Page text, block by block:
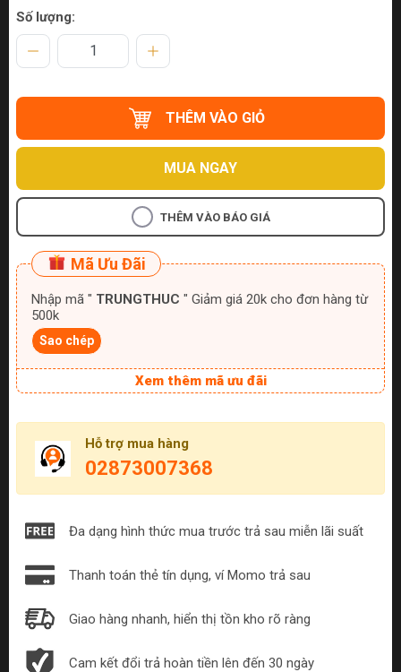
Số lượng:
THÊM VÀO GIỎ
MUA NGAY
THÊM VÀO BÁO GIÁ
Mã Ưu Đãi
Nhập mã " TRUNGTHUC " Giảm giá 20k cho đơn hàng từ
500k
Sao chép
Xem thêm mã ưu đãi
Hỗ trợ mua hàng
02873007368
Đa dạng hình thức mua trước trả sau miễn lãi suất
Thanh toán thẻ tín dụng, ví Momo trả sau
Giao hàng nhanh, hiển thị tồn kho rõ ràng
Cam kết đổi trả hoàn tiền lên đến 30 ngày